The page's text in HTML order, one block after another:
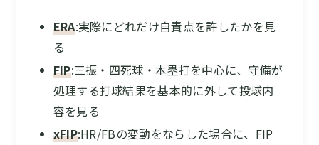
ERA:実際にどれだけ自責点を許したかを見
る
FIP:三振・四死球・本塁打を中心に、守備が
処理する打球結果を基本的に外して投球内
容を見る
xFIP:HR/FBの変動をならした場合に、FIP